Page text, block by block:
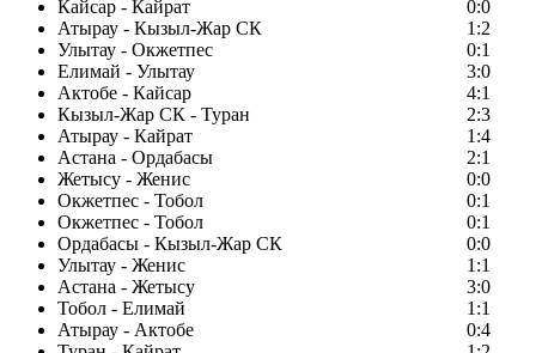
Кайсар - Кайрат
0:0
Атырау - Кызыл-Жар СК
1:2
Улытау - Окжетпес
0:1
Елимай - Улытау
3:0
Актобе - Кайсар
4:1
Кызыл-Жар СК - Туран
2:3
Атырау - Кайрат
1:4
Астана - Ордабасы
2:1
Жетысу - Женис
0:0
Окжетпес - Тобол
0:1
Окжетпес - Тобол
0:1
Ордабасы - Кызыл-Жар СК
0:0
Улытау - Женис
1:1
Астана - Жетысу
3:0
Тобол - Елимай
1:1
Атырау - Актобе
0:4